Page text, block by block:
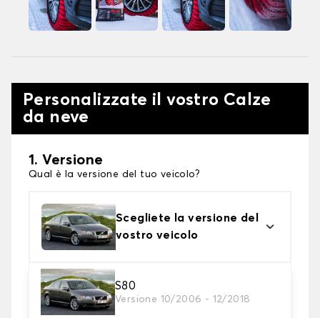
Personalizzate il vostro Calze
da neve
1. Versione
Qual è la versione del tuo veicolo?
Scegliete la versione del
vostro veicolo
S80
Versione 10/2006 - 12/2018
2. Finitura a calza
Scegli le calze da neve adatte alle tue necessità